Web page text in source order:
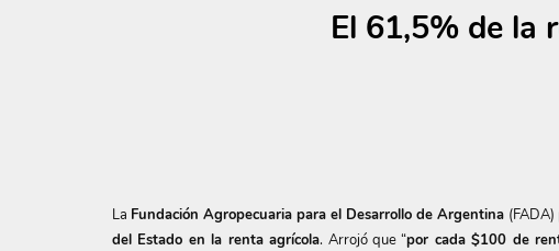
El 61,5% de la
La Fundación Agropecuaria para el Desarrollo de Argentina
del Estado en la renta agrícola. Arrojó que “por cada $100 de